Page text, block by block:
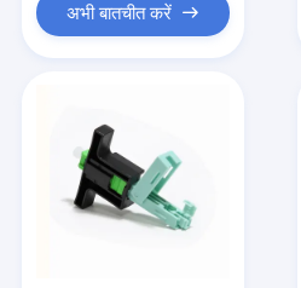
अभी बातचीत करें